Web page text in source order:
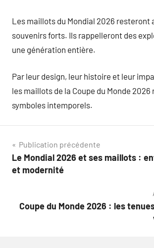
Les maillots du Mondial 2026 resteront
souvenirs forts. Ils rappelleront des
une génération entière.
Par leur design, leur histoire et leur
les maillots de la Coupe du Monde
symboles intemporels.
Navigation
de
Publication précédente
Le Mondial 2026 et ses maillots :
et modernité
Coupe du Monde 2026 : les